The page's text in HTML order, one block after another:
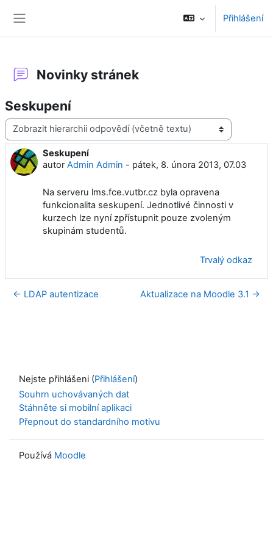
Přihlášení
Novinky stránek
Seskupení
Režim zobrazení
Seskupení
autorAdmin Admin - pátek, 8. února 2013, 07.03
Počet odpovědí: 0
Na serveru lms.fce.vutbr.cz byla opravena
funkcionalita seskupení. Jednotlivé činnosti v
kurzech lze nyní zpřístupnit pouze zvoleným
skupinám studentů.
Trvalý odkaz
← LDAP autentizace Aktualizace na Moodle 3.1 →
Nejste přihlášeni (Přihlášení)
Souhrn uchovávaných dat
Stáhněte si mobilní aplikaci
Přepnout do standardního motivu
Používá Moodle